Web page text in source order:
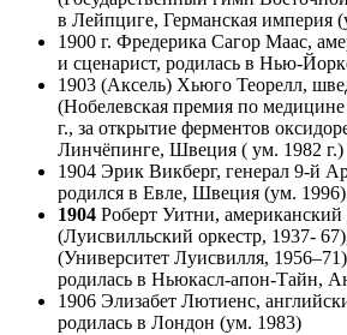
в Лейпциге, Германская империя
1900 г. Фредерика Сагор Маас,
и сценарист, родилась в Нью-
1903 (Аксель) Хьюго Теорелл,
(Нобелевская премия по
г., за открытие ферментов
Линчёпинге, Швеция ( ум. 1982 г.)
1904 Эрик Викберг, генерал 9-й
родился в Евле, Швеция (ум.
1904 Роберт Уитни,
(Луисвилльский оркестр, 1937-
(Университет Луисвилля,
родилась в Ньюкасл-апон-Тайн,
1906 Элизабет Лютиенс,
родилась в Лондон (ум. 1983)